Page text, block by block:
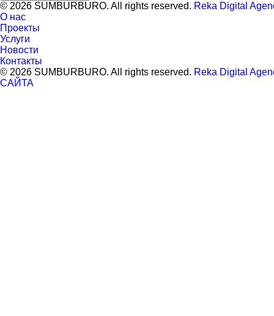
© 2026 SUMBURBURO. All rights reserved. Reka Digital
О нас
Проекты
Услуги
Новости
Контакты
© 2026 SUMBURBURO. All rights reserved. Reka Digital
САЙТА